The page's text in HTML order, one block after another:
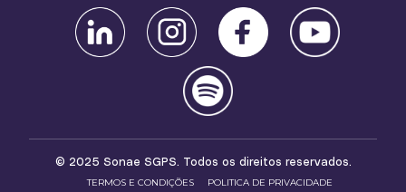
© 2025 Sonae SGPS. Todos os direitos reservados.
TERMOS E CONDIÇÕES
POLITICA DE PRIVACIDADE